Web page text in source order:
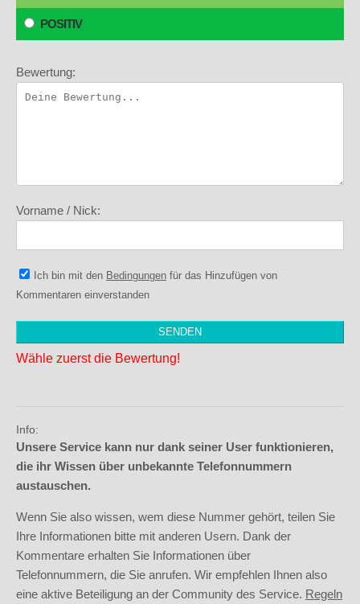
POSITIV
Bewertung:
Vorname / Nick:
Ich bin mit den Bedingungen für das Hinzufügen von
Kommentaren einverstanden
Wähle zuerst die Bewertung!
Info:
Unsere Service kann nur dank seiner User funktionieren,
die ihr Wissen über unbekannte Telefonnummern
austauschen.
Wenn Sie also wissen, wem diese Nummer gehört, teilen Sie
Ihre Informationen bitte mit anderen Usern. Dank der
Kommentare erhalten Sie Informationen über
Telefonnummern, die Sie anrufen. Wir empfehlen Ihnen also
eine aktive Beteiligung an der Community des Service. Regeln